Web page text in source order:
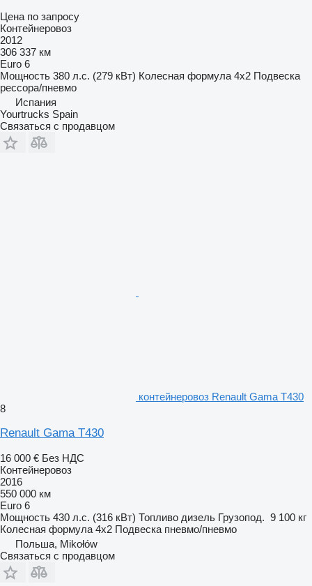
Цена по запросу
Контейнеровоз
2012
306 337 км
Euro 6
Мощность 380 л.с. (279 кВт) Колесная формула 4x2 Подвеска
рессора/пневмо
Испания
Yourtrucks Spain
Связаться с продавцом
контейнеровоз Renault Gama T430
8
Renault Gama T430
16 000 € Без НДС
Контейнеровоз
2016
550 000 км
Euro 6
Мощность 430 л.с. (316 кВт) Топливо дизель Грузопод. 9 100 кг
Колесная формула 4x2 Подвеска пневмо/пневмо
Польша, Mikołów
Связаться с продавцом